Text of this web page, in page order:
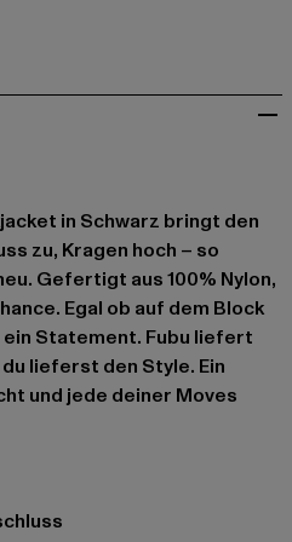
in Schwarz bringt den
zu, Kragen hoch – so
Gefertigt aus 100% Nylon,
Egal ob auf dem Block
Statement. Fubu liefert
lieferst den Style. Ein
und jede deiner Moves